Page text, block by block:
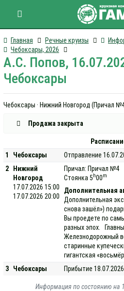
Главная Речные круизы
Чебоксары, 2026
А.С. Попов,
Чебоксары
Чебоксары · Нижний Новгород (Причал
Продажа закрыта
1
Чебоксары
Отправление
2
Нижний
Новгород
17.07.2026 15:00
17.07.2026 20:00
Причал: Причал №4
Стоянка 5 h00m
Дополнительная
Дополнительная
снова зашёл»)
Вы проедете по
разных эпох.
Железнодорожный
старинные
гигантская
3
Чебоксары Прибытие
Информация по состоянию на